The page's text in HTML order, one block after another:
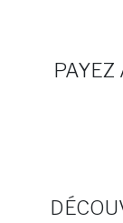
PAYEZ